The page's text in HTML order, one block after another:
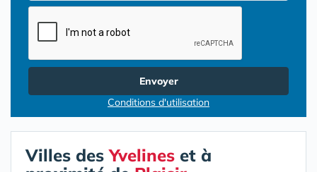
Envoyer
Conditions d'utilisation
Villes desYvelines et à